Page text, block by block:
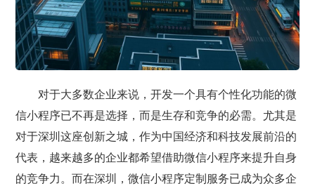
对于大多数企业来说，开发一个具有个性化功能的微
信小程序已不再是选择，而是生存和竞争的必需。尤其是
对于深圳这座创新之城，作为中国经济和科技发展前沿的
代表，越来越多的企业都希望借助微信小程序来提升自身
的竞争力。而在深圳，微信小程序定制服务已成为众多企